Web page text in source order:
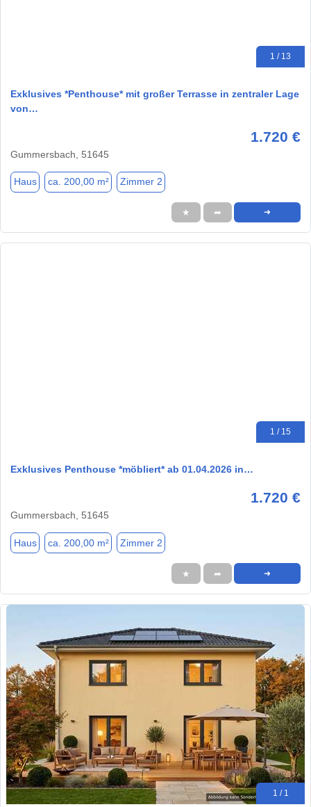
1 / 13
Exklusives *Penthouse* mit großer Terrasse in zentraler Lage
von…
1.720 €
Gummersbach, 51645
Haus ca. 200,00 m² Zimmer 2
★ ➦ ➜
1 / 15
Exklusives Penthouse *möbliert* ab 01.04.2026 in…
1.720 €
Gummersbach, 51645
Haus ca. 200,00 m² Zimmer 2
★ ➦ ➜
1 / 1